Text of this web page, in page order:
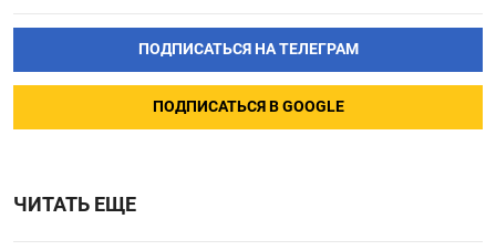
ПОДПИСАТЬСЯ НА ТЕЛЕГРАМ
ПОДПИСАТЬСЯ В GOOGLE
ЧИТАТЬ ЕЩЕ